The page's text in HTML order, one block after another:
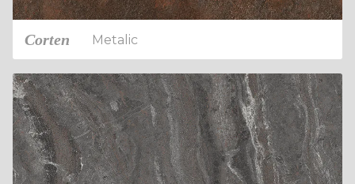
Corten Metalic